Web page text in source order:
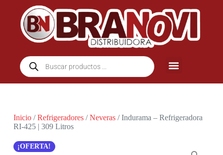
Inicio/Refrigeradores/Neveras/ Indurama – Refrigeradora
RI-425 | 309 Litros
¡OFERTA!